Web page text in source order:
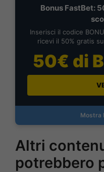
Bonus FastBet:
Inserisci il codice
ricevi il 50% gratis
50€ di
Mostra
Altri
potrebbero